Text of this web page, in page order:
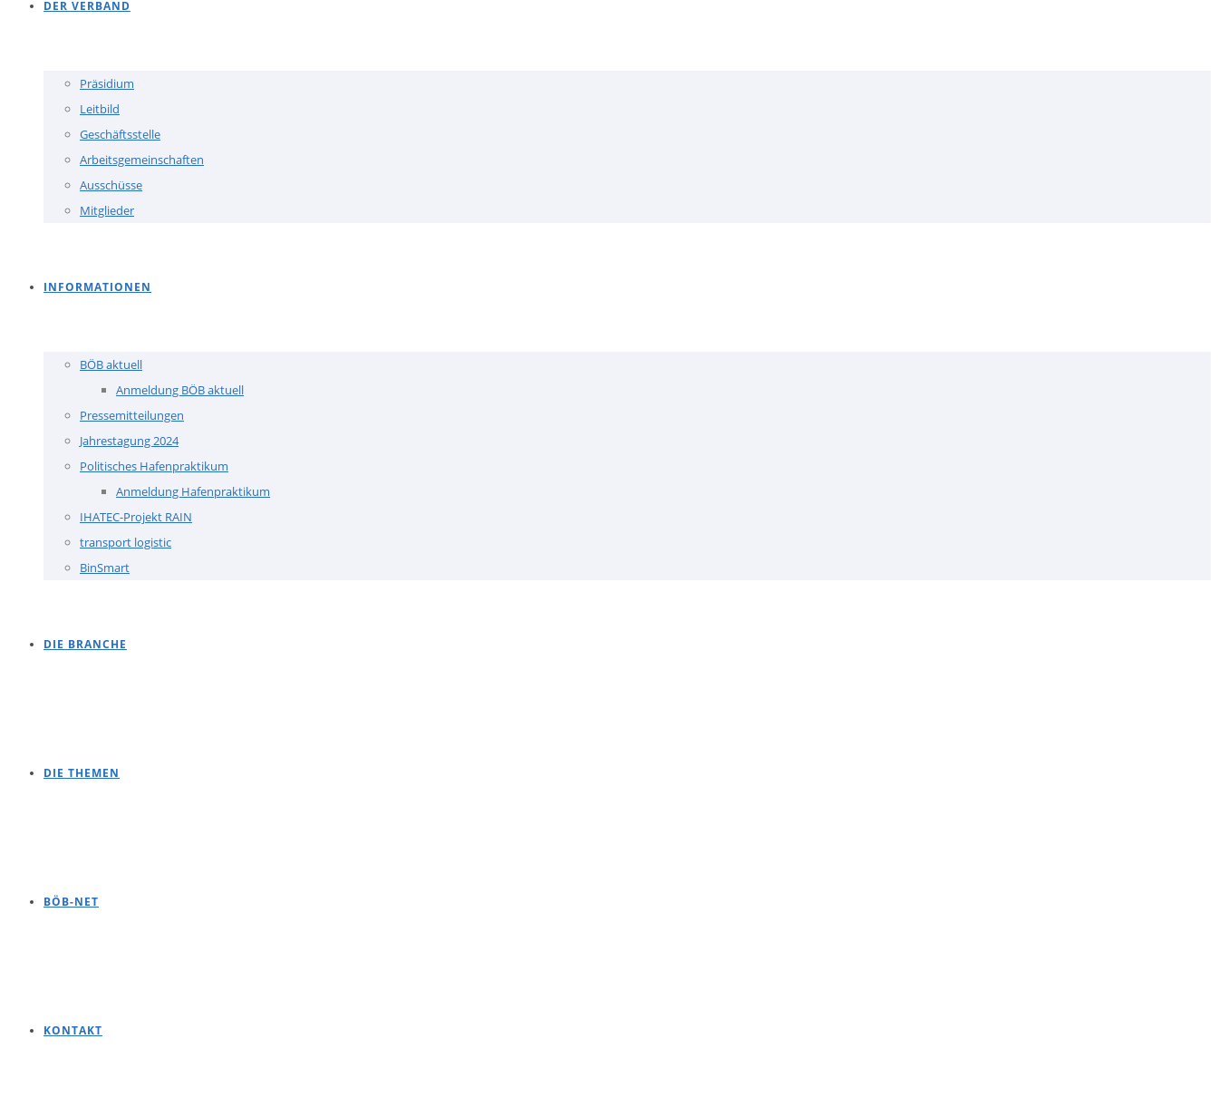
DER VERBAND
Präsidium
Leitbild
Geschäftsstelle
Arbeitsgemeinschaften
Ausschüsse
Mitglieder
INFORMATIONEN
BÖB aktuell
Anmeldung BÖB aktuell
Pressemitteilungen
Jahrestagung 2024
Politisches Hafenpraktikum
Anmeldung Hafenpraktikum
IHATEC-Projekt RAIN
transport logistic
BinSmart
DIE BRANCHE
DIE THEMEN
BÖB-NET
KONTAKT